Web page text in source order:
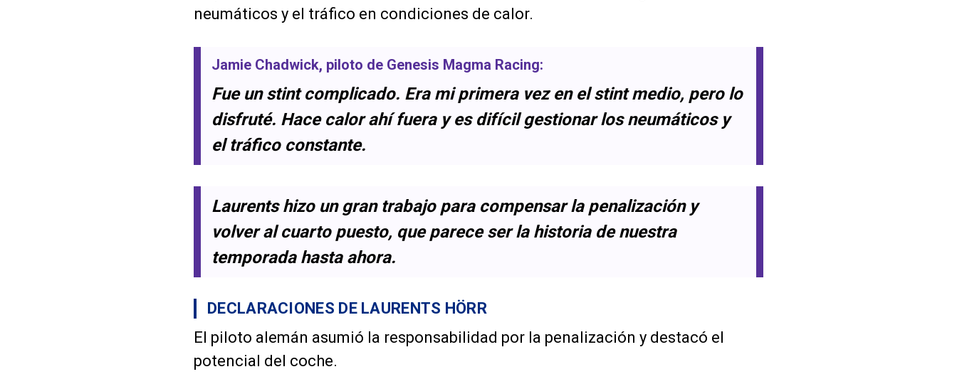
neumáticos y el tráfico en condiciones de calor.
Jamie Chadwick, piloto de Genesis Magma Racing:
Fue un stint complicado. Era mi primera vez en el stint medio, pero lo
disfruté. Hace calor ahí fuera y es difícil gestionar los neumáticos y
el tráfico constante.
Laurents hizo un gran trabajo para compensar la penalización y
volver al cuarto puesto, que parece ser la historia de nuestra
temporada hasta ahora.
DECLARACIONES DE LAURENTS HÖRR
El piloto alemán asumió la responsabilidad por la penalización y destacó el
potencial del coche.